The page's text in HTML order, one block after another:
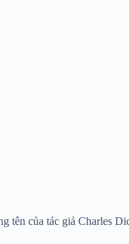
tên của tác giả Charles